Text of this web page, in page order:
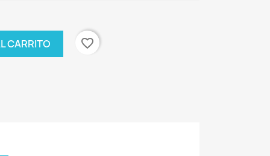
CARRITO favorite_border